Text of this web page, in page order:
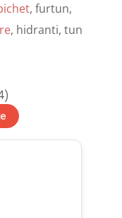
, furtun,
, hidranti, tun